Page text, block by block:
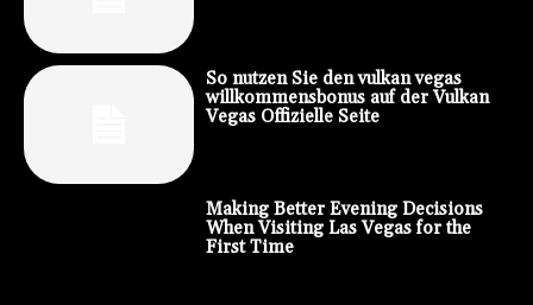
So nutzen Sie den vulkan vegas
willkommensbonus auf der Vulkan
Vegas Offizielle Seite
Making Better Evening Decisions
When Visiting Las Vegas for the
First Time